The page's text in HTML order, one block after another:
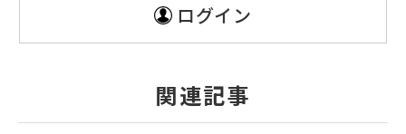
ログイン
関連記事